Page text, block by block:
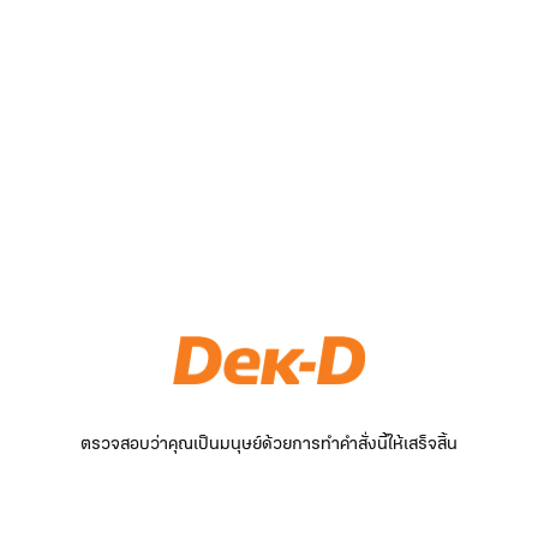
ตรวจสอบว่าคุณเป็นมนุษย์ด้วยการทำคำสั่งนี้ให้เสร็จสิ้น